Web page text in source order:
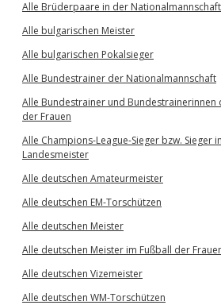
Alle Brüderpaare in der Nationalmannschaft
Alle bulgarischen Meister
Alle bulgarischen Pokalsieger
Alle Bundestrainer der Nationalmannschaft
Alle Bundestrainer und
der Frauen
Alle Champions-League-Sieger bzw. Sieger
Landesmeister
Alle deutschen Amateurmeister
Alle deutschen EM-Torschützen
Alle deutschen Meister
Alle deutschen Meister im Fußball der
Alle deutschen Vizemeister
Alle deutschen WM-Torschützen